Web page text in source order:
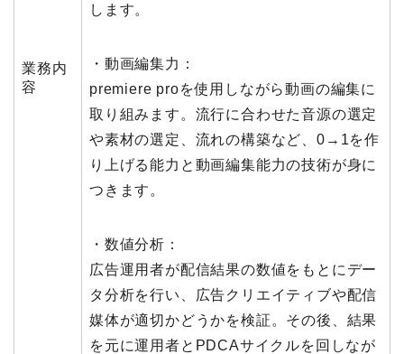
業務内
容
します。
・動画編集力：
premiere proを使用しながら動画の編集に
取り組みます。流行に合わせた音源の選定
や素材の選定、流れの構築など、0→1を作
り上げる能力と動画編集能力の技術が身に
つきます。
・数値分析：
広告運用者が配信結果の数値をもとにデー
タ分析を行い、広告クリエイティブや配信
媒体が適切かどうかを検証。その後、結果
を元に運用者とPDCAサイクルを回しなが